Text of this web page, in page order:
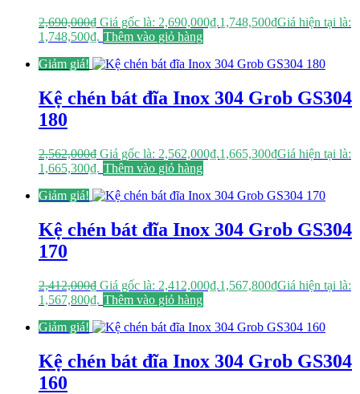
2,690,000₫ Giá gốc là: 2,690,000₫.1,748,500₫Giá hiện tại là:
1,748,500₫. Thêm vào giỏ hàng
Giảm giá!
Kệ chén bát đĩa Inox 304 Grob GS304
180
2,562,000₫ Giá gốc là: 2,562,000₫.1,665,300₫Giá hiện tại là:
1,665,300₫. Thêm vào giỏ hàng
Giảm giá!
Kệ chén bát đĩa Inox 304 Grob GS304
170
2,412,000₫ Giá gốc là: 2,412,000₫.1,567,800₫Giá hiện tại là:
1,567,800₫. Thêm vào giỏ hàng
Giảm giá!
Kệ chén bát đĩa Inox 304 Grob GS304
160